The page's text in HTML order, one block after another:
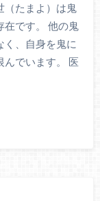
（たまよ）は鬼
在です。 他の鬼
く、自身を鬼に
でいます。 医